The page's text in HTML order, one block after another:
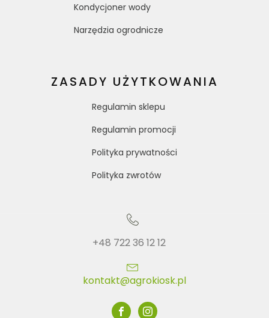
Kondycjoner wody
Narzędzia ogrodnicze
ZASADY UŻYTKOWANIA
Regulamin sklepu
Regulamin promocji
Polityka prywatności
Polityka zwrotów
+48 722 36 12 12
kontakt@agrokiosk.pl